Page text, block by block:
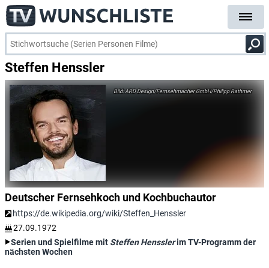
Steffen Henssler
ARD Design/Fernsehmacher GmbH/Philipp Rathmer
Deutscher Fernsehkoch und Kochbuchautor
https://de.wikipedia.org/wiki/Steffen_Henssler
27.09.1972
Serien und Spielfilme mit Steffen Hensslerim TV-Programm der
nächsten Wochen